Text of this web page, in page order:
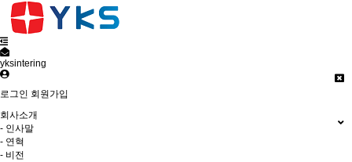
yksintering
로그인 회원가입
회사소개
- 인사말
- 연혁
- 비전